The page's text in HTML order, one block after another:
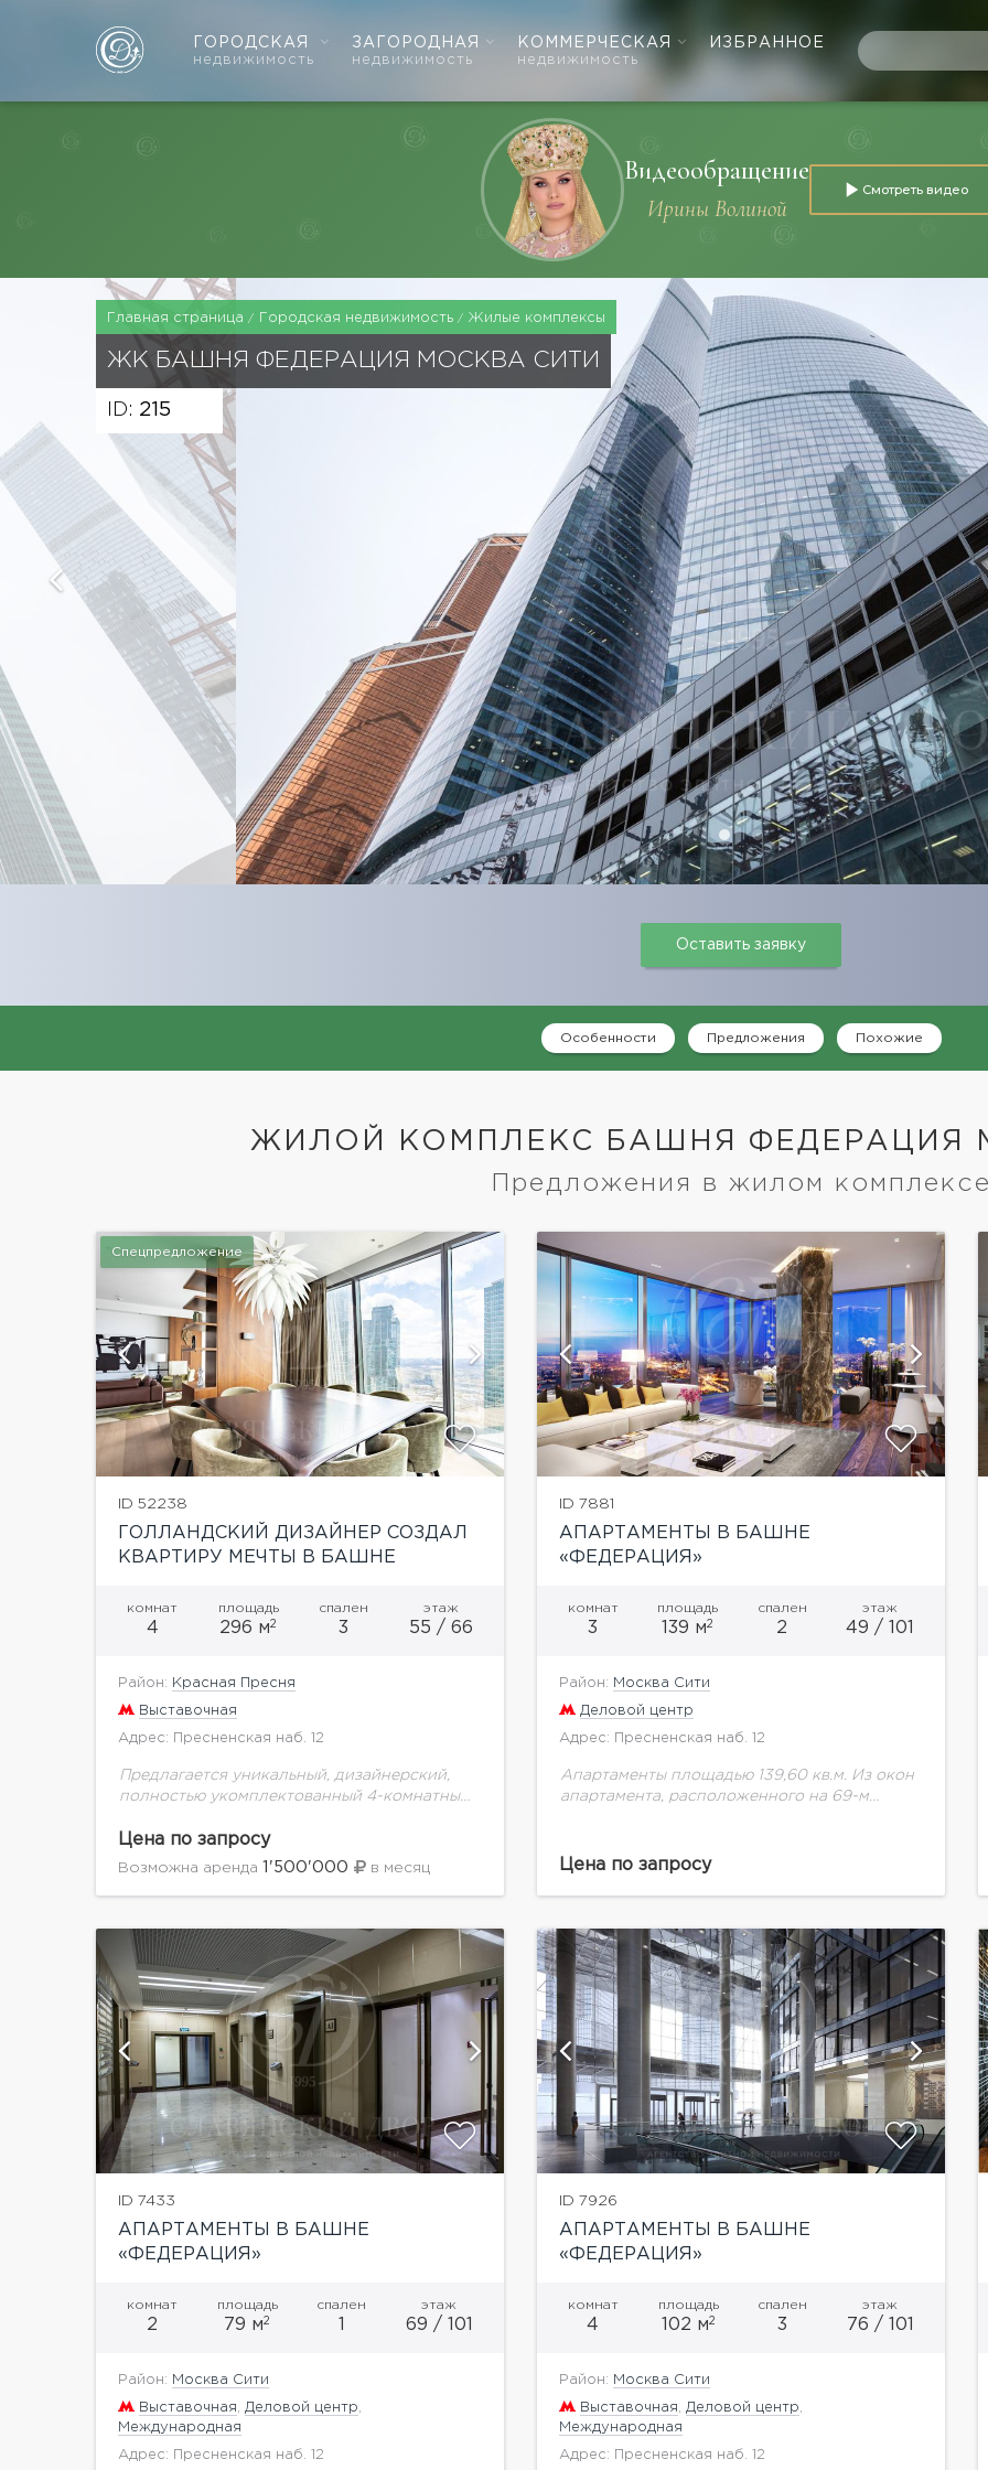
ГОРОДСКАЯ
недвижимость
ЗАГОРОДНАЯ
недвижимость
КОММЕРЧЕСКАЯ
недвижимость
ИЗБРАННОЕ
Видеообращение
Ирины Волиной
Смотреть видео
Главная страница Городская недвижимость Жилые комплексы
ЖК БАШНЯ ФЕДЕРАЦИЯ МОСКВА СИТИ
ID: 215
Оставить заявку
Особенности Предложения Похожие
ЖИЛОЙ КОМПЛЕКС БАШНЯ ФЕДЕРАЦИЯ
Предложения в жилом комплексе
Спецпредложение
ID 52238
ГОЛЛАНДСКИЙ ДИЗАЙНЕР СОЗДАЛ
КВАРТИРУ МЕЧТЫ В БАШНЕ
комнат
4
площадь
296 м2
спален
3
этаж
55 / 66
Район: Красная Пресня
Выставочная
Адрес: Пресненская наб. 12
Предлагается уникальный, дизайнерский,
полностью укомплектованный 4-комнатный
Сити. Современный жилой комплекс,
вооруженный тип охраны, система
экспресс лифты, своя служба эксплуатации,
Цена по запросу
Возможна аренда 1'500'000 в месяц
показать ещё 2 фотографии
ID 7881
АПАРТАМЕНТЫ В БАШНЕ
«ФЕДЕРАЦИЯ»
комнат
3
площадь
139 м2
спален
2
этаж
49 / 101
Район: Москва Сити
Деловой центр
Адрес: Пресненская наб. 12
Апартаменты площадью 139,60 кв.м. Из окон
апартамента, расположенного на 69-м
Федерация» в ММДЦ «Москва-Сити» – самое
Цена по запросу
показать ещё 16 фотографий
ID 7433
АПАРТАМЕНТЫ В БАШНЕ
«ФЕДЕРАЦИЯ»
комнат
2
площадь
79 м2
спален этаж
69 / 101
Район: Москва Сити
Выставочная Деловой центр
Международная
Адрес: Пресненская наб. 12
показать ещё 1 фотографию
ID 7926
АПАРТАМЕНТЫ В БАШНЕ
«ФЕДЕРАЦИЯ»
комнат
4
площадь
102 м2
спален
3
этаж
76 / 101
Район: Москва Сити
Выставочная Деловой центр
Международная
Адрес: Пресненская наб. 12
показать ещё 1 фотографию